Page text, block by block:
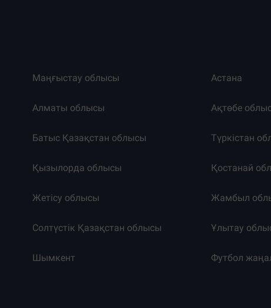
Маңғыстау облысы Астана
Алматы облысы Ақтөбе
Батыс Қазақстан облысы Түркістан
Қызылорда облысы Қостанай
Жетісу облысы Жамбыл
Солтүстік Қазақстан облысы Ұлытау
Шымкент Футбол